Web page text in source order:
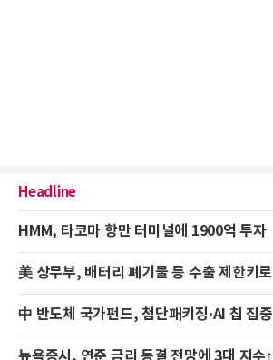
Headline
HMM, 타코마 항만 터미널에 1900억 투자
美 상무부, 배터리 폐기물 등 수출 제한키로
中 반도체 국가펀드, 첨단패키징·AI 칩 집중